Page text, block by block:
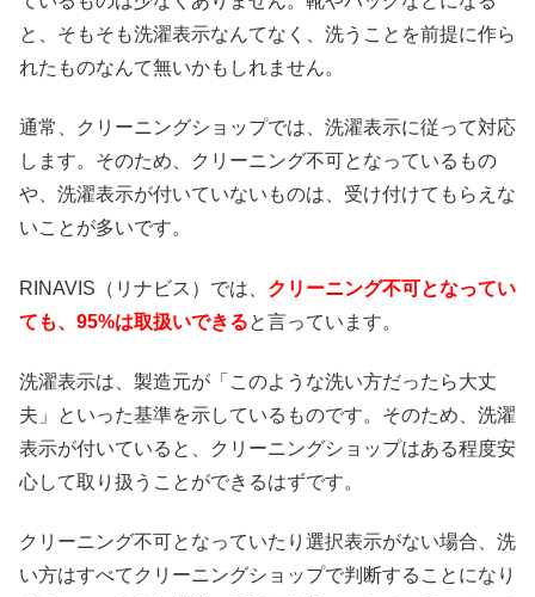
と、そもそも洗濯表示なんてなく、洗うことを前提に作ら
れたものなんて無いかもしれません。
通常、クリーニングショップでは、洗濯表示に従って対応
します。そのため、クリーニング不可となっているもの
や、洗濯表示が付いていないものは、受け付けてもらえな
いことが多いです。
RINAVIS（リナビス）では、 クリーニング不可となってい
ても、95%は取扱いできると言っています。
洗濯表示は、製造元が「このような洗い方だったら大丈
夫」といった基準を示しているものです。そのため、洗濯
表示が付いていると、クリーニングショップはある程度安
心して取り扱うことができるはずです。
クリーニング不可となっていたり選択表示がない場合、洗
い方はすべてクリーニングショップで判断することになり